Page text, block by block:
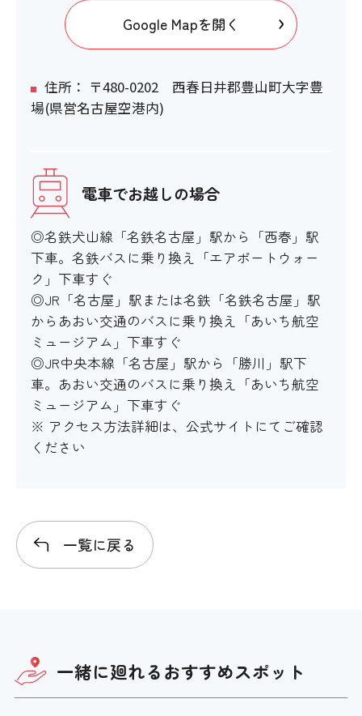
Google Mapを開く
住所： 〒480-0202 西春日井郡豊山町大字豊
場(県営名古屋空港内)
電車でお越しの場合
◎名鉄犬山線「名鉄名古屋」駅から「西春」駅
下車。名鉄バスに乗り換え「エアポートウォー
ク」下車すぐ
◎JR「名古屋」駅または名鉄「名鉄名古屋」駅
からあおい交通のバスに乗り換え「あいち航空
ミュージアム」下車すぐ
◎JR中央本線「名古屋」駅から「勝川」駅下
車。あおい交通のバスに乗り換え「あいち航空
ミュージアム」下車すぐ
※ アクセス方法詳細は、公式サイトにてご確認
ください
一覧に戻る
一緒に廻れるおすすめスポット